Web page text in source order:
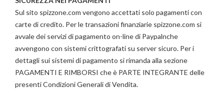
Sul sito spizzone.com vengono accettati solo pagamenti con
carte di credito. Per le transazioni finanziarie spizzone.com si
avvale dei servizi di pagamento on-line di Paypalnche
avvengono con sistemi crittografati su server sicuro. Per i
dettagli sui sistemi di pagamento si rimanda alla sezione
PAGAMENTI E RIMBORSI che è PARTE INTEGRANTE delle
presenti Condizioni Generali di Vendita.